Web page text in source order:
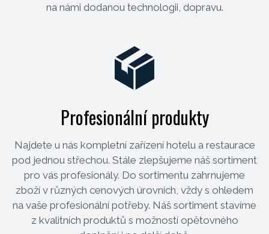
na námi dodanou technologii, dopravu.
Profesionální produkty
Najdete u nás kompletní zařízení hotelu a restaurace
pod jednou střechou. Stále zlepšujeme náš sortiment
pro vás profesionály. Do sortimentu zahrnujeme
zboží v různých cenových úrovních, vždy s ohledem
na vaše profesionální potřeby. Náš sortiment stavíme
z kvalitních produktů s možností opětovného